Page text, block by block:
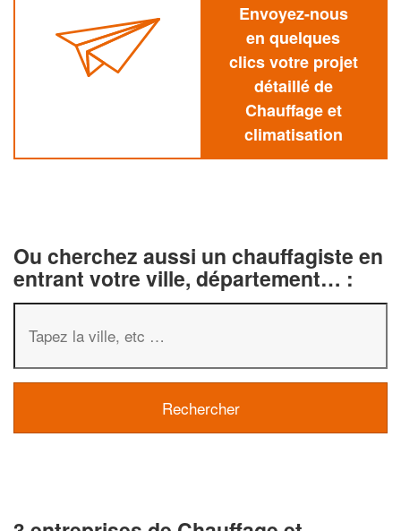
Envoyez-nous
en quelques
clics votre projet
détaillé de
Chauffage et
climatisation
Ou cherchez aussi un chauffagiste en
entrant votre ville, département… :